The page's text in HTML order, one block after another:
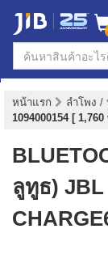
หน้าแรก ลำโพง
1094000154 [ 1,760
ลูทูธ) JBL